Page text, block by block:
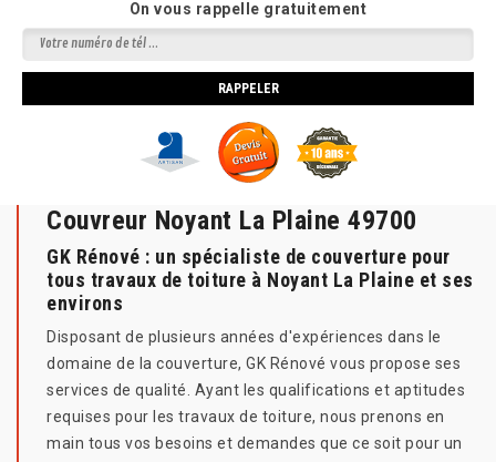
On vous rappelle gratuitement
Couvreur Noyant La Plaine 49700
GK Rénové : un spécialiste de couverture pour
tous travaux de toiture à Noyant La Plaine et ses
environs
Disposant de plusieurs années d'expériences dans le
domaine de la couverture, GK Rénové vous propose ses
services de qualité. Ayant les qualifications et aptitudes
requises pour les travaux de toiture, nous prenons en
main tous vos besoins et demandes que ce soit pour un